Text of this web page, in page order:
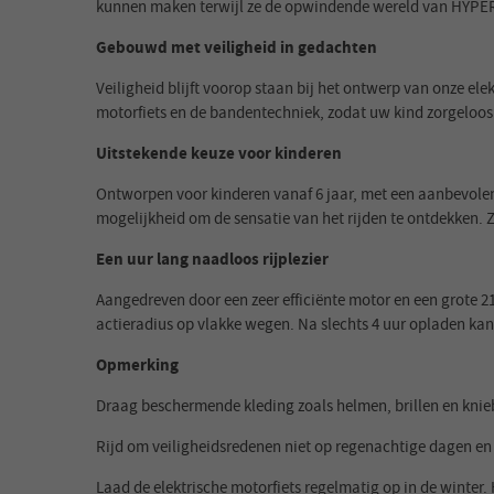
kunnen maken terwijl ze de opwindende wereld van
Gebouwd met veiligheid in gedachten
Veiligheid blijft voorop staan bij het ontwerp van onze
motorfiets en de bandentechniek, zodat uw kind
Uitstekende keuze voor kinderen
Ontworpen voor kinderen vanaf 6 jaar, met een
mogelijkheid om de sensatie van het rijden te
Een uur lang naadloos rijplezier
Aangedreven door een zeer efficiënte motor en een
actieradius op vlakke wegen. Na slechts 4 uur opladen
Opmerking
Draag beschermende kleding zoals helmen, brillen en
Rijd om veiligheidsredenen niet op regenachtige dagen
Laad de elektrische motorfiets regelmatig op in de